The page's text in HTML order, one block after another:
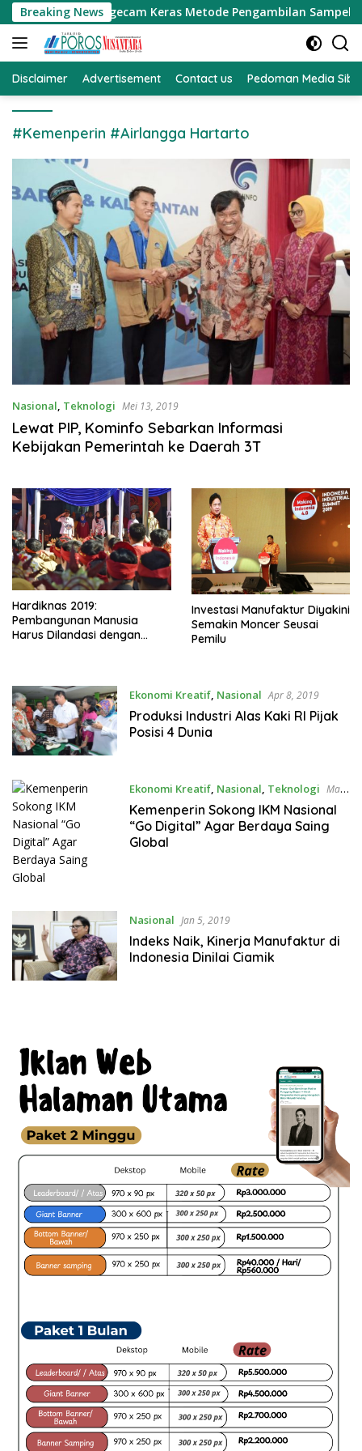
Langsung
ke
konten
Breaking News
SH Mengecam Keras Metode Pengambilan Sampel Air Laut
Disclaimer Advertisement Contact us Pedoman Media
#Kemenperin #Airlangga Hartarto
Nasional, Teknologi Mei 13, 2019
Lewat PIP, Kominfo Sebarkan Informasi
Kebijakan Pemerintah ke Daerah 3T
Hardiknas 2019:
Pembangunan Manusia
Harus Dilandasi dengan
Investasi Manufaktur Diyakini
Semakin Moncer Seusai
Pemilu
Ekonomi Kreatif, Nasional Apr 8, 2019
Produksi Industri Alas Kaki RI Pijak
Posisi 4 Dunia
Ekonomi Kreatif, Nasional Teknologi Mar
21, 2019
Kemenperin Sokong IKM Nasional
“Go Digital” Agar Berdaya Saing
Global
Nasional Jan 5, 2019
Indeks Naik, Kinerja Manufaktur di
Indonesia Dinilai Ciamik